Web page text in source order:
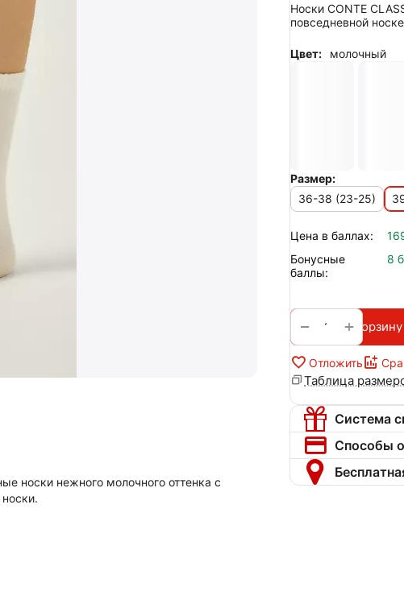
Носки CONTE
повседневной носке
Цвет: молочный
Размер:
36-38 (23-25)
Цена в баллах:
Бонусные
баллы:
8
+
− В корзину
Отложить
Таблица
Система
Способы
носки нежного молочного оттенка с